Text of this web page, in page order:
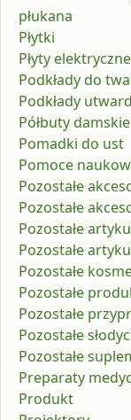
płukana
Płytki
Płyty
Podkłady do
Podkłady
Półbuty damskie
Pomadki do ust
Pomoce
Pozostałe
Pozostałe
Pozostałe
Pozostałe
Pozostałe
Pozostałe
Pozostałe
Pozostałe
Pozostałe
Preparaty
Produkt